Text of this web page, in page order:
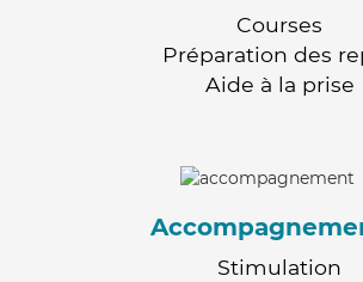
Courses
Préparation des
Aide à la prise
Stimulation